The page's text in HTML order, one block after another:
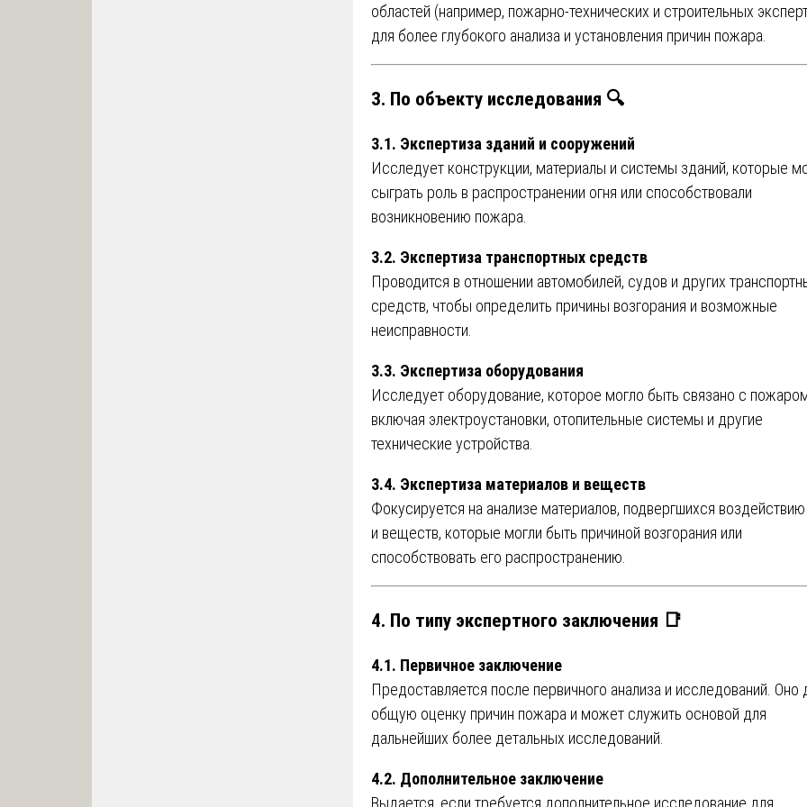
областей (например, пожарно-технических и строительных
для более глубокого анализа и установления причин пожара.
3. По объекту исследования 🔍
3.1. Экспертиза зданий и сооружений
Исследует конструкции, материалы и системы зданий, которые
сыграть роль в распространении огня или способствовали
возникновению пожара.
3.2. Экспертиза транспортных средств
Проводится в отношении автомобилей, судов и других
средств, чтобы определить причины возгорания и возможные
неисправности.
3.3. Экспертиза оборудования
Исследует оборудование, которое могло быть связано с
включая электроустановки, отопительные системы и другие
технические устройства.
3.4. Экспертиза материалов и веществ
Фокусируется на анализе материалов, подвергшихся воздействию
и веществ, которые могли быть причиной возгорания или
способствовать его распространению.
4. По типу экспертного заключения 📑
4.1. Первичное заключение
Предоставляется после первичного анализа и исследований. Оно
общую оценку причин пожара и может служить основой для
дальнейших более детальных исследований.
4.2. Дополнительное заключение
Выдается, если требуется дополнительное исследование для